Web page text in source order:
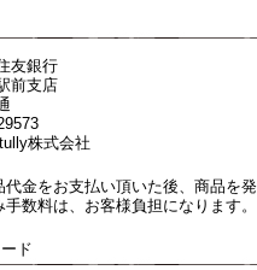
友銀行
前支店
株式会社
金をお支払い頂いた後、商品を発
数料は、お客様負担になります。
ド